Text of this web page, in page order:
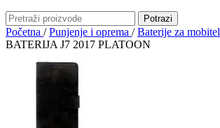
Potrazi
Početna / Punjenje i oprema / Baterije za mobitel
BATERIJA J7 2017 PLATOON